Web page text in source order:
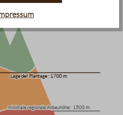
maximale regionale Anbauhöhe:
maximale regionale Anbauhöhe:
minimale regionale Anbauhöhe: 1500 m
minimale regionale Anbauhöhe: 1500 m
Lage der Plantage : 1700 m
Lage der Plantage : 1700 m